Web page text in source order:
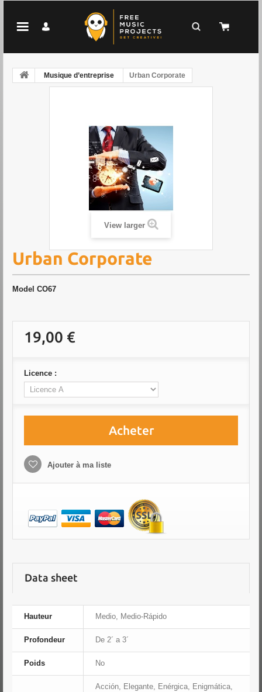
Musique d’entreprise Urban Corporate
View larger
Urban Corporate
Model CO67
19,00 €
Licence :
Acheter
Ajouter à ma liste
Data sheet
Hauteur Medio, Medio-Rápido
Profondeur De 2´ a 3´
Poids No
Acción, Elegante, Enérgica, Enigmática,